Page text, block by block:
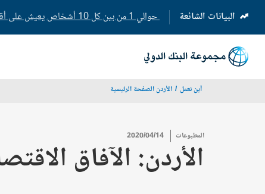
البيانات الشائعة حوالي 1 من بين كل 10 أشخاص يعيش على أقل من 3 دولارات في اليوم، وهو خط الفقر المدقع
(opens
in
a
new
أين نعمل الأردن الصفحة الرئيسية
المطبوعات 2020/04/14
الأردن: الآفاق